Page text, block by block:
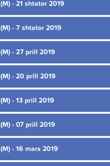
- 21 shtator 2019
- 7 shtator 2019
- 27 prill 2019
- 20 prill 2019
- 13 prill 2019
- 07 prill 2019
- 16 mars 2019